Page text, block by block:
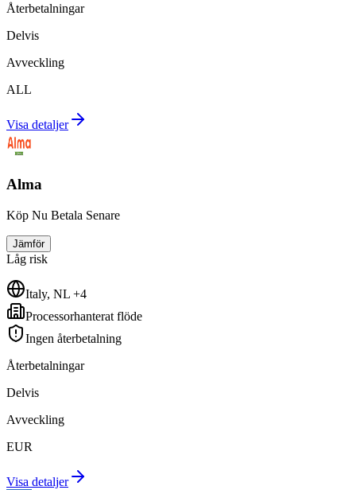
Återbetalningar
Delvis
Avveckling
ALL
Visa detaljer
Alma
Köp Nu Betala Senare
Jämför
Låg risk
Italy, NL +4
Processorhanterat flöde
Ingen återbetalning
Återbetalningar
Delvis
Avveckling
EUR
Visa detaljer